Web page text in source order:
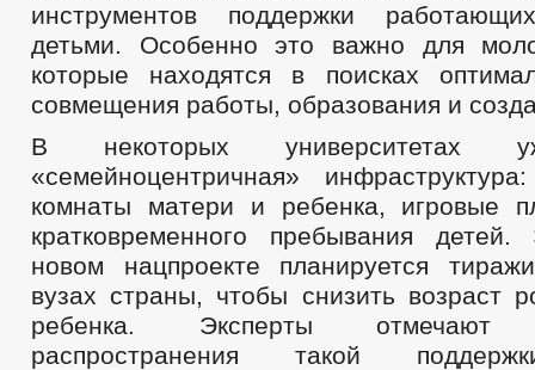
инструментов поддержки
детьми. Особенно это важно для
которые находятся в поисках
совмещения работы, образования и
В некоторых университетах
«семейноцентричная»
комнаты матери и ребенка, игровые
кратковременного пребывания
новом нацпроекте планируется
вузах страны, чтобы снизить возраст
ребенка. Эксперты отмечают
распространения такой